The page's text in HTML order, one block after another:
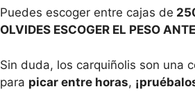
Puedes escoger entre cajas de
OLVIDES ESCOGER EL PESO
Sin duda, los carquiñolis son una
para picar entre horas,